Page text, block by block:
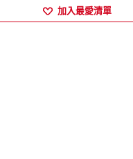
加入最愛清單